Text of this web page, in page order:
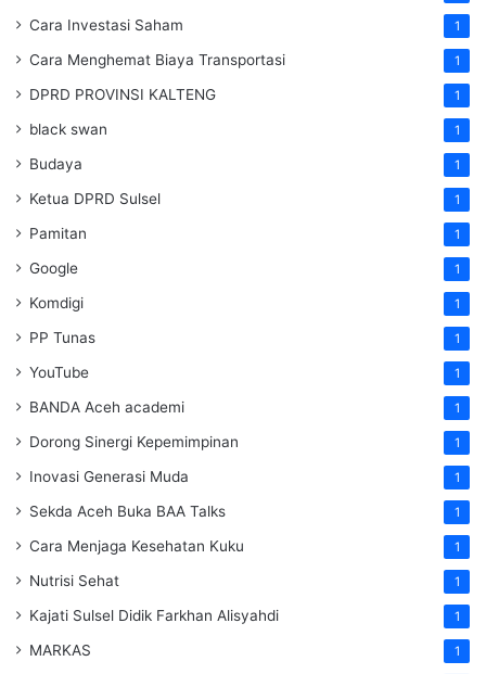
Cara Investasi Saham 1
Cara Menghemat Biaya Transportasi 1
DPRD PROVINSI KALTENG 1
black swan 1
Budaya 1
Ketua DPRD Sulsel 1
Pamitan 1
Google 1
Komdigi 1
PP Tunas 1
YouTube 1
BANDA Aceh academi 1
Dorong Sinergi Kepemimpinan 1
Inovasi Generasi Muda 1
Sekda Aceh Buka BAA Talks 1
Cara Menjaga Kesehatan Kuku 1
Nutrisi Sehat 1
Kajati Sulsel Didik Farkhan Alisyahdi 1
MARKAS 1